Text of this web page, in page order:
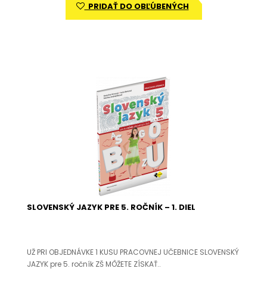
PRIDAŤ DO OBĽÚBENÝCH
SLOVENSKÝ JAZYK PRE 5. ROČNÍK – 1. DIEL
UŽ PRI OBJEDNÁVKE 1 KUSU PRACOVNEJ UČEBNICE SLOVENSKÝ
JAZYK pre 5. ročník ZŠ MÔŽETE ZÍSKAŤ..